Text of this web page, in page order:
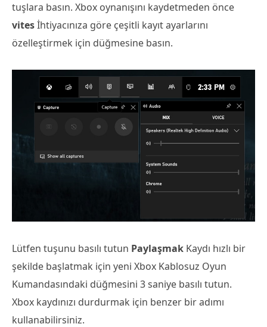
tuşlara basın. Xbox oynanışını kaydetmeden önce
vitesİhtiyacınıza göre çeşitli kayıt ayarlarını
özelleştirmek için düğmesine basın.
Lütfen tuşunu basılı tutun Paylaşmak Kaydı hızlı bir
şekilde başlatmak için yeni Xbox Kablosuz Oyun
Kumandasındaki düğmesini 3 saniye basılı tutun.
Xbox kaydınızı durdurmak için benzer bir adımı
kullanabilirsiniz.